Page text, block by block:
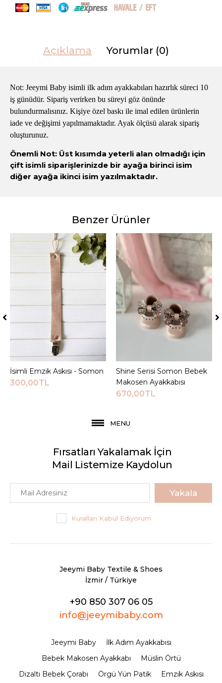
Açıklama Yorumlar (0)
Not: Jeeymi Baby isimli ilk adım ayakkabıları hazırlık süreci 10
iş günüdür. Sipariş verirken bu süreyi göz önünde
bulundurmalısınız. Kişiye özel baskı ile imal edilen ürünlerin
iade ve değişimi yapılmamaktadır. Ayak ölçüsü alarak sipariş
oluşturunuz.
Önemli Not: Üst kısımda yeterli alan olmadığı için
çift isimli siparişlerinizde bir ayağa birinci isim
diğer ayağa ikinci isim yazılmaktadır.
Benzer Ürünler
Sepete Ekle
İsimli Emzik Askısı - Somon
300,00TL
Sepete Ekle
Shine Serisi Somon Bebek
Makosen Ayakkabısı
670,00TL
MENU
Fırsatları Yakalamak İçin
Mail Listemize Kaydolun
Yakala
Kuralları Kabul Ediyorum
Jeeymi Baby Textile & Shoes
İzmir / Türkiye
+90 850 307 06 05
info@jeeymibaby.com
Jeeymi Baby
İlk Adım Ayakkabısı
Bebek Makosen Ayakkabı
Müslin Örtü
Dizaltı Bebek Çorabı
Örgü Yün Patik Emzik Askısı